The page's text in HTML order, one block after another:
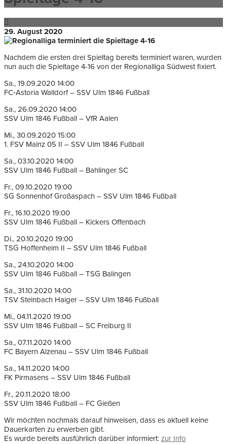
29. August 2020
Nachdem die ersten drei Spieltag bereits terminiert waren, wurden
nun auch die Spieltage 4-16 von der Regionalliga Südwest fixiert.
Sa., 19.09.2020 14:00
FC‐Astoria Walldorf – SSV Ulm 1846 Fußball
Sa., 26.09.2020 14:00
SSV Ulm 1846 Fußball – VfR Aalen
Mi., 30.09.2020 15:00
1. FSV Mainz 05 II – SSV Ulm 1846 Fußball
Sa., 03.10.2020 14:00
SSV Ulm 1846 Fußball – Bahlinger SC
Fr., 09.10.2020 19:00
SG Sonnenhof Großaspach – SSV Ulm 1846 Fußball
Fr., 16.10.2020 19:00
SSV Ulm 1846 Fußball – Kickers Offenbach
Di., 20.10.2020 19:00
TSG Hoffenheim II – SSV Ulm 1846 Fußball
Sa., 24.10.2020 14:00
SSV Ulm 1846 Fußball – TSG Balingen
Sa., 31.10.2020 14:00
TSV Steinbach Haiger – SSV Ulm 1846 Fußball
Mi., 04.11.2020 19:00
SSV Ulm 1846 Fußball – SC Freiburg II
Sa., 07.11.2020 14:00
FC Bayern Alzenau – SSV Ulm 1846 Fußball
Sa., 14.11.2020 14:00
FK Pirmasens – SSV Ulm 1846 Fußball
Fr., 20.11.2020 18:00
SSV Ulm 1846 Fußball – FC Gießen
Wir möchten nochmals darauf hinweisen, dass es aktuell keine
Dauerkarten zu erwerben gibt.
Es wurde bereits ausführlich darüber informiert: zur Info